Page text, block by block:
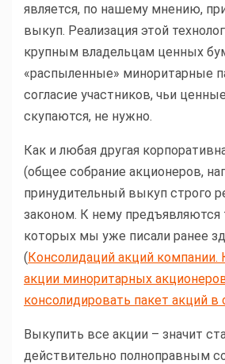
является, по нашему мнению,
выкуп. Реализация этой
крупным владельцам ценных
«распыленные» миноритарные
согласие участников, чьи
скупаются, не нужно.
Как и любая другая
(общее собрание акционеров,
принудительный выкуп строго
законом. К нему предъявляются
которых мы уже писали ранее
(Консолидаций акций компании.
акции миноритарных
консолидировать пакет акций в
Выкупить все акции – значит
действительно полноправным